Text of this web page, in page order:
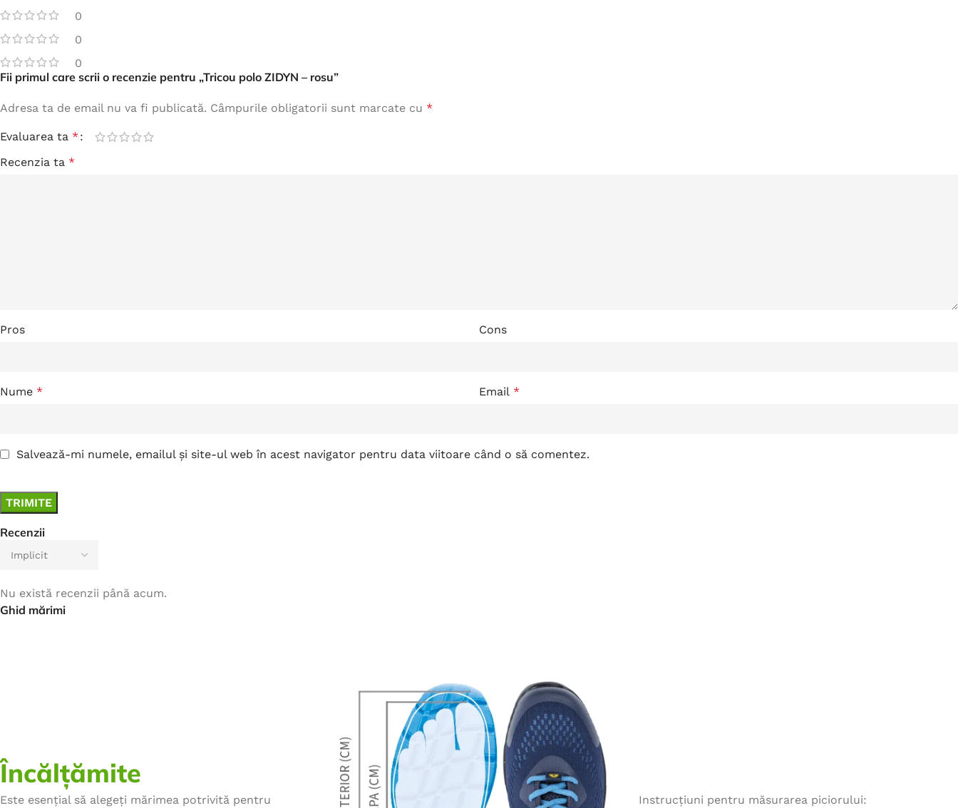
0
0
0
Recenzii
Nu există recenzii până acum.
Fii primul care scrii o recenzie pentru „Tricou polo ZIDYN – rosu”
Adresa ta de email nu va fi publicată. Câmpurile obligatorii sunt marcate cu *
Evaluarea ta *
Recenzia ta *
Pros Cons
Nume * Email *
Salvează-mi numele, emailul și site-ul web în acest navigator pentru data viitoare când o să comentez.
Ghid mărimi
Încălțămite
Este esențial să alegeți mărimea potrivită pentru
Instrucțiuni pentru măsurarea piciorului: